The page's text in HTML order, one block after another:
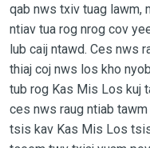
qab nws txiv tuag lawm,
ntiav tua rog nrog cov
lub caij ntawd. Ces nws
thiaj coj nws los kho
tub rog Kas Mis Los kuj
ces nws raug ntiab
tsis kav Kas Mis Los